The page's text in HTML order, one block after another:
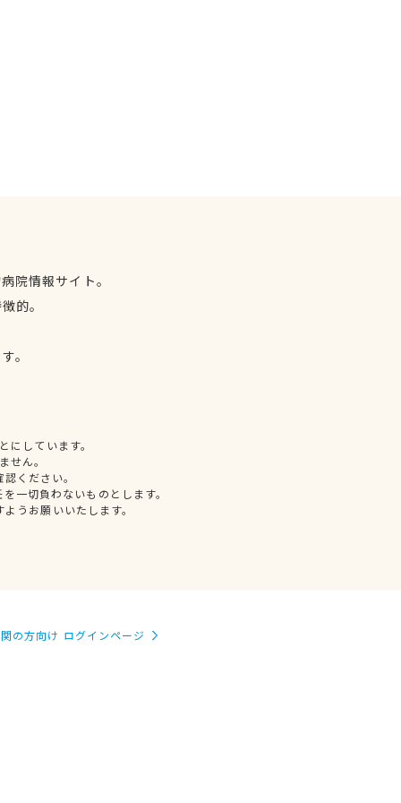
院情報サイト。
的。
。
しています。
せん。
ください。
一切負わないものとします。
うお願いいたします。
の方向け ログインページ